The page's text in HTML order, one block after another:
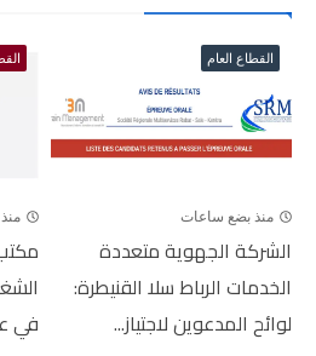
القطاع العام
منذ بضع ساعات
الشركة الجهوية متعددة
الخدمات الرباط سلا القنيطرة:
لوائح المدعوين لاجتياز...
في